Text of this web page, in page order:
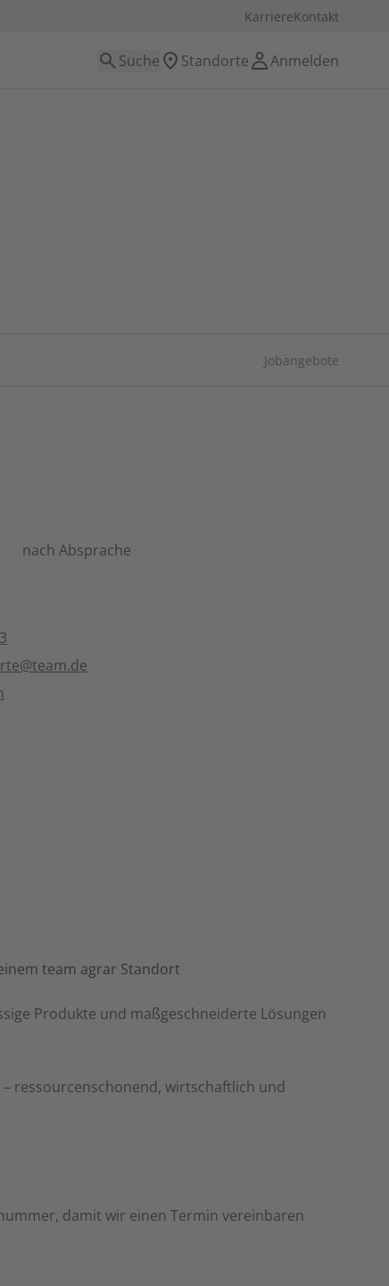
KarriereKontakt
Suche Standorte Anmelden
Jobangebote
nach Absprache
Produkte und maßgeschneiderte Lösungen
ressourcenschonend, wirtschaftlich und
damit wir einen Termin vereinbaren